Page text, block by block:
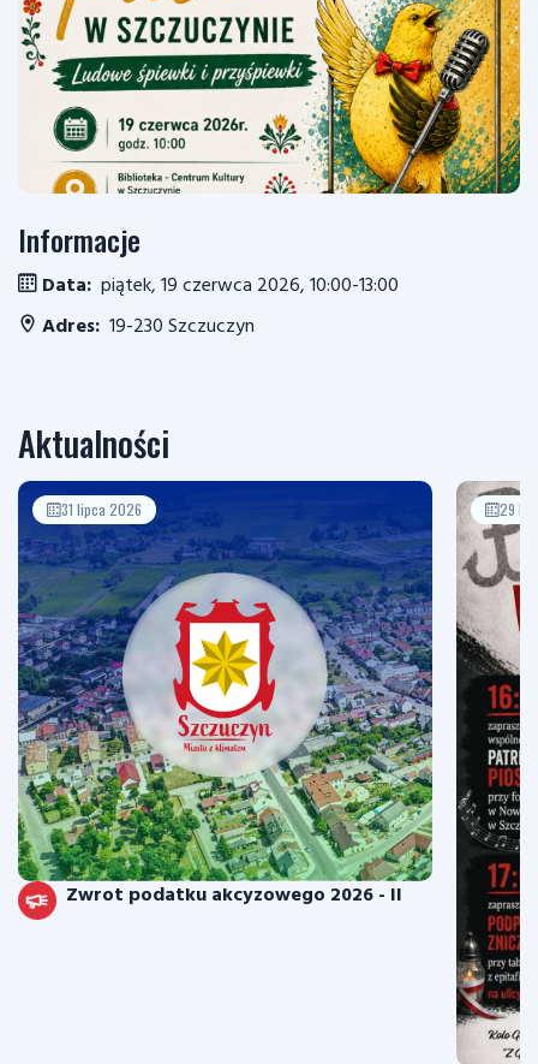
Informacje
Data: piątek, 19 czerwca 2026, 10:00-13:00
Adres: 19-230 Szczuczyn
Aktualności
31 lipca 2026
Zwrot podatku akcyzowego 2026 - II
29